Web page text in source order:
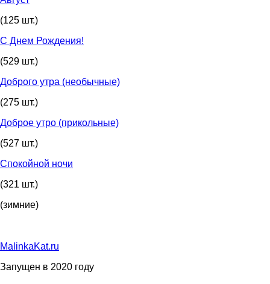
(125 шт.)
С Днем Рождения!
(529 шт.)
Доброго утра (необычные)
(275 шт.)
Доброе утро (прикольные)
(527 шт.)
Спокойной ночи
(321 шт.)
(зимние)
MalinkaKat.ru
Запущен в 2020 году